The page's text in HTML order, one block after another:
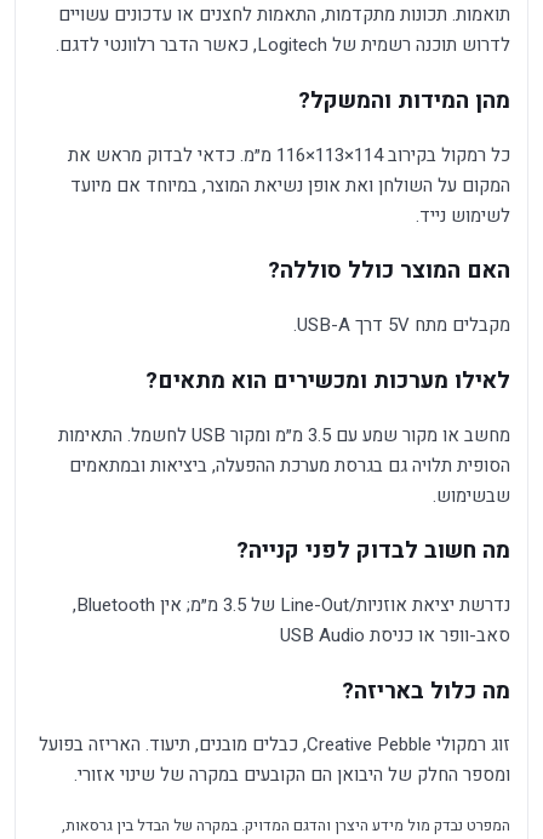
תואמות. תכונות מתקדמות, התאמות לחצנים או עדכונים עשויים
לדרוש תוכנה רשמית של Logitech, כאשר הדבר רלוונטי לדגם.
מהן המידות והמשקל?
כל רמקול בקירוב 114×113×116 מ״מ. כדאי לבדוק מראש את
המקום על השולחן ואת אופן נשיאת המוצר, במיוחד אם מיועד
לשימוש נייד.
האם המוצר כולל סוללה?
מקבלים מתח 5V דרך USB-A.
לאילו מערכות ומכשירים הוא מתאים?
מחשב או מקור שמע עם 3.5 מ״מ ומקור USB לחשמל. התאימות
הסופית תלויה גם בגרסת מערכת ההפעלה, ביציאות ובמתאמים
שבשימוש.
מה חשוב לבדוק לפני קנייה?
נדרשת יציאת אוזניות/Line-Out של 3.5 מ״מ; אין Bluetooth,
סאב-וופר או כניסת USB Audio
מה כלול באריזה?
זוג רמקולי Creative Pebble, כבלים מובנים, תיעוד. האריזה בפועל
ומספר החלק של היבואן הם הקובעים במקרה של שינוי אזורי.
המפרט נבדק מול מידע היצרן והדגם המדויק. במקרה של הבדל בין גרסאות,